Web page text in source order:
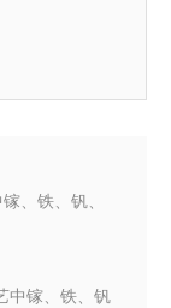
、铁、钒、
中镓、铁、钒